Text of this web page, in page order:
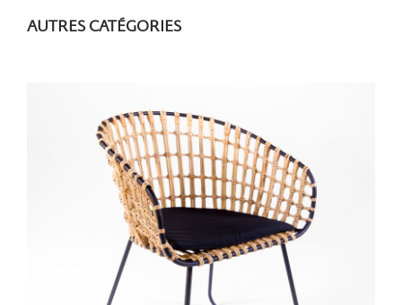
AUTRES CATÉGORIES